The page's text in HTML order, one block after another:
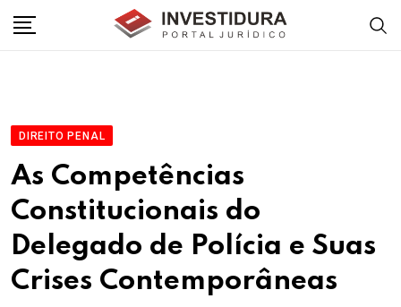
DIREITO PENAL
As Competências
Constitucionais do
Delegado de Polícia e Suas
Crises Contemporâneas